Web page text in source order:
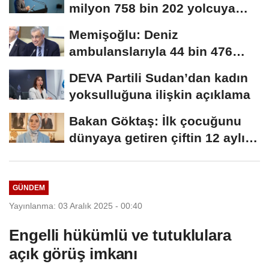
milyon 758 bin 202 yolcuya
Memişoğlu: Deniz
ambulanslarıyla 44 bin 476
DEVA Partili Sudan’dan kadın
yoksulluğuna ilişkin açıklama
Bakan Göktaş: İlk çocuğunu
dünyaya getiren çiftin 12 aylık
GÜNDEM
Yayınlanma: 03 Aralık 2025 - 00:40
Engelli hükümlü ve tutuklulara
açık görüş imkanı